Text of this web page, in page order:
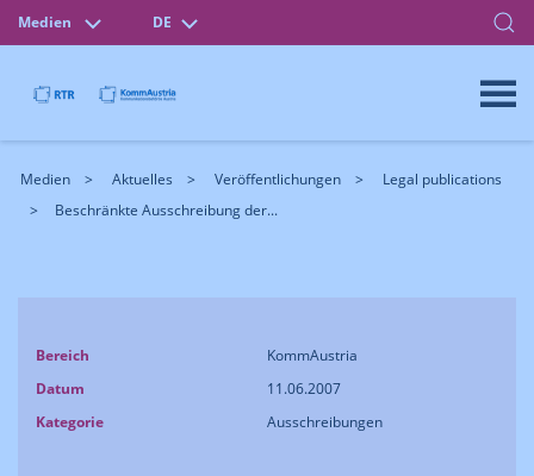
Medien DE
Medien Aktuelles Veröffentlichungen
Legal publications
Beschränkte Ausschreibung der...
Bereich
KommAustria
Datum
11.06.2007
Kategorie
Ausschreibungen